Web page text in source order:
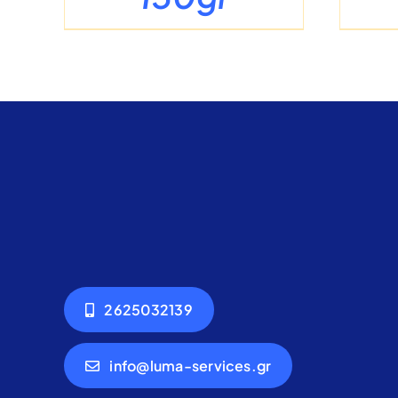
2625032139
info@luma-services.gr